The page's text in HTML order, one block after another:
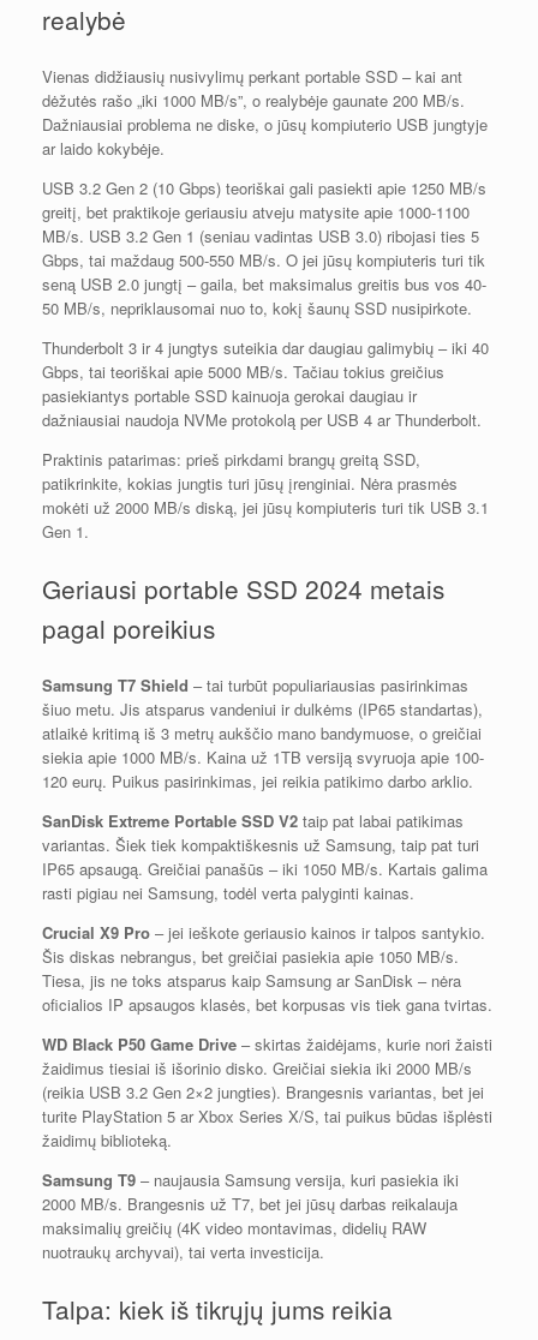
realybė
Vienas didžiausių nusivylimų perkant portable SSD – kai ant
dėžutės rašo „iki 1000 MB/s”, o realybėje gaunate 200 MB/s.
Dažniausiai problema ne diske, o jūsų kompiuterio USB jungtyje
ar laido kokybėje.
USB 3.2 Gen 2 (10 Gbps) teoriškai gali pasiekti apie 1250 MB/s
greitį, bet praktikoje geriausiu atveju matysite apie 1000-1100
MB/s. USB 3.2 Gen 1 (seniau vadintas USB 3.0) ribojasi ties 5
Gbps, tai maždaug 500-550 MB/s. O jei jūsų kompiuteris turi tik
seną USB 2.0 jungtį – gaila, bet maksimalus greitis bus vos 40-
50 MB/s, nepriklausomai nuo to, kokį šaunų SSD nusipirkote.
Thunderbolt 3 ir 4 jungtys suteikia dar daugiau galimybių – iki 40
Gbps, tai teoriškai apie 5000 MB/s. Tačiau tokius greičius
pasiekiantys portable SSD kainuoja gerokai daugiau ir
dažniausiai naudoja NVMe protokolą per USB 4 ar Thunderbolt.
Praktinis patarimas: prieš pirkdami brangų greitą SSD,
patikrinkite, kokias jungtis turi jūsų įrenginiai. Nėra prasmės
mokėti už 2000 MB/s diską, jei jūsų kompiuteris turi tik USB 3.1
Gen 1.
Geriausi portable SSD 2024 metais
pagal poreikius
Samsung T7 Shield – tai turbūt populiariausias pasirinkimas
šiuo metu. Jis atsparus vandeniui ir dulkėms (IP65 standartas),
atlaikė kritimą iš 3 metrų aukščio mano bandymuose, o greičiai
siekia apie 1000 MB/s. Kaina už 1TB versiją svyruoja apie 100-
120 eurų. Puikus pasirinkimas, jei reikia patikimo darbo arklio.
SanDisk Extreme Portable SSD V2 taip pat labai patikimas
variantas. Šiek tiek kompaktiškesnis už Samsung, taip pat turi
IP65 apsaugą. Greičiai panašūs – iki 1050 MB/s. Kartais galima
rasti pigiau nei Samsung, todėl verta palyginti kainas.
Crucial X9 Pro – jei ieškote geriausio kainos ir talpos santykio.
Šis diskas nebrangus, bet greičiai pasiekia apie 1050 MB/s.
Tiesa, jis ne toks atsparus kaip Samsung ar SanDisk – nėra
oficialios IP apsaugos klasės, bet korpusas vis tiek gana tvirtas.
WD Black P50 Game Drive – skirtas žaidėjams, kurie nori žaisti
žaidimus tiesiai iš išorinio disko. Greičiai siekia iki 2000 MB/s
(reikia USB 3.2 Gen 2×2 jungties). Brangesnis variantas, bet jei
turite PlayStation 5 ar Xbox Series X/S, tai puikus būdas išplėsti
žaidimų biblioteką.
Samsung T9 – naujausia Samsung versija, kuri pasiekia iki
2000 MB/s. Brangesnis už T7, bet jei jūsų darbas reikalauja
maksimalių greičių (4K video montavimas, didelių RAW
nuotraukų archyvai), tai verta investicija.
Talpa: kiek iš tikrųjų jums reikia